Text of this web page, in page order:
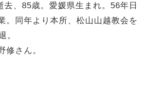
、85歳。愛媛県生まれ。56年日
。同年より本所、松山山越教会を
。
修さん。